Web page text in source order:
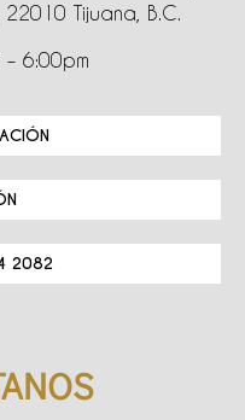
Tijuana, B.C.
6:00pm
2082